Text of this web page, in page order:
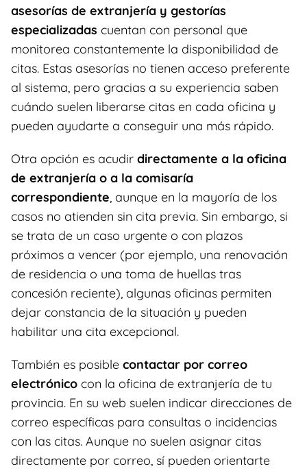
asesorías de extranjería y gestorías
especializadas cuentan con personal que
monitorea constantemente la disponibilidad de
citas. Estas asesorías no tienen acceso preferente
al sistema, pero gracias a su experiencia saben
cuándo suelen liberarse citas en cada oficina y
pueden ayudarte a conseguir una más rápido.
Otra opción es acudir directamente a la oficina
de extranjería o a la comisaría
correspondiente, aunque en la mayoría de los
casos no atienden sin cita previa. Sin embargo, si
se trata de un caso urgente o con plazos
próximos a vencer (por ejemplo, una renovación
de residencia o una toma de huellas tras
concesión reciente), algunas oficinas permiten
dejar constancia de la situación y pueden
habilitar una cita excepcional.
También es posible contactar por correo
electrónico con la oficina de extranjería de tu
provincia. En su web suelen indicar direcciones de
correo específicas para consultas o incidencias
con las citas. Aunque no suelen asignar citas
directamente por correo, sí pueden orientarte